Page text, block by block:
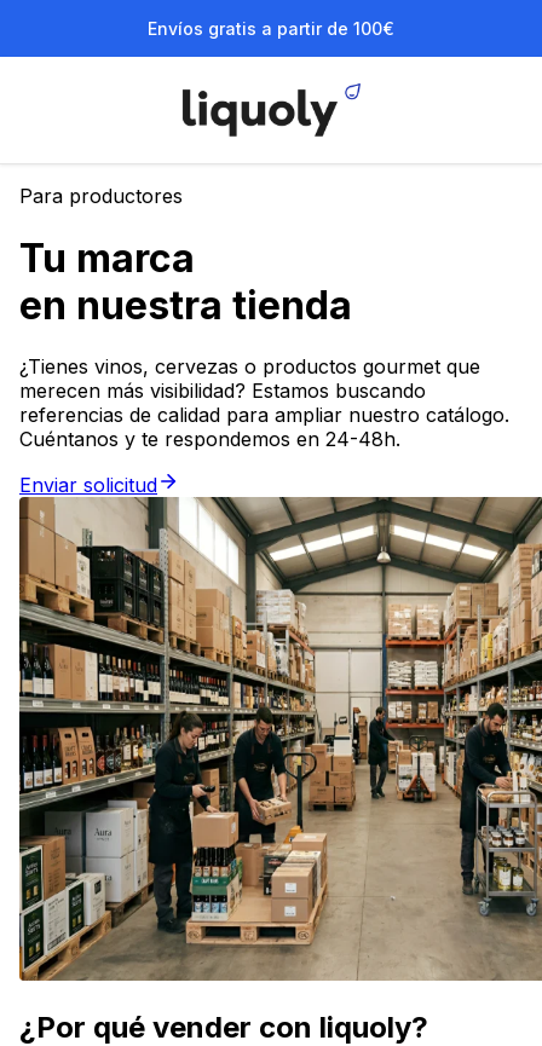
Envíos gratis a partir de 100€
Para productores
Tu marca
en nuestra tienda
¿Tienes vinos, cervezas o productos gourmet que
merecen más visibilidad? Estamos buscando
referencias de calidad para ampliar nuestro catálogo.
Cuéntanos y te respondemos en 24-48h.
Enviar solicitud
¿Por qué vender con liquoly?